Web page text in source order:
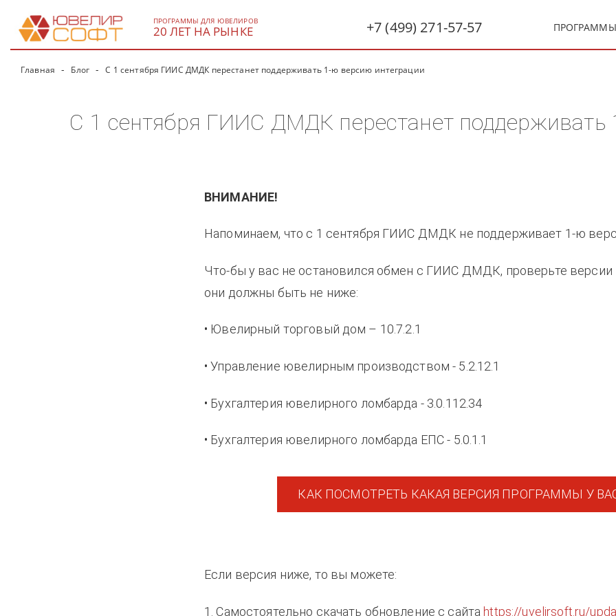
ПРОГРАММЫ ДЛЯ ЮВЕЛИРОВ
20 ЛЕТ НА РЫНКЕ +7 (499) 271-57-57 ПРОГРАММЫ
Главная Блог С 1 сентября ГИИС ДМДК перестанет поддерживать 1-ю версию интеграции
С 1 сентября ГИИС ДМДК перестанет поддерживать
ВНИМАНИЕ!
Напоминаем, что с 1 сентября ГИИС ДМДК не поддерживает 1-ю
Что-бы у вас не остановился обмен с ГИИС ДМДК, проверьте
они должны быть не ниже:
• Ювелирный торговый дом – 10.7.2.1
• Управление ювелирным производством - 5.2.12.1
• Бухгалтерия ювелирного ломбарда - 3.0.112.34
• Бухгалтерия ювелирного ломбарда ЕПС - 5.0.1.1
КАК ПОСМОТРЕТЬ КАКАЯ ВЕРСИЯ ПРОГРАММЫ У
Если версия ниже, то вы можете:
1. Самостоятельно скачать обновление с сайтаhttps://uvelirsoft.ru/